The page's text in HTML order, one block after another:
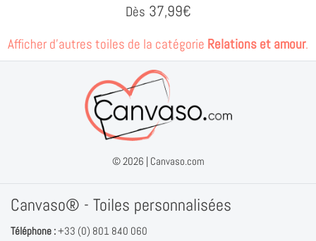
Dès 37,99€
Afficher d'autres toiles de la catégorie Relations et amour.
© 2026 | Canvaso.com
Canvaso® - Toiles personnalisées
Téléphone :+33 (0) 801 840 060